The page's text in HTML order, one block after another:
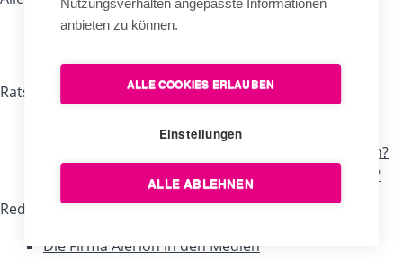
Geschäft Brno
Ratschläge, Tipps, Empfehlungen
Nützliche Ratschläge für Fahnenträger
Wie kann eine beschädigte Fahne gerettet werden?
Worin besteht die Einzigartigkeit unserer Fahnen?
Redaktion
Die Firma Alerion in den Medien
anbieten zu können.
ALLE COOKIES ERLAUBEN
Einstellungen
ALLE ABLEHNEN